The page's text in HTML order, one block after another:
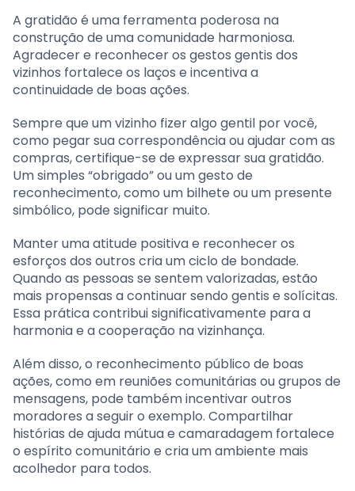
A gratidão é uma ferramenta poderosa na
construção de uma comunidade harmoniosa.
Agradecer e reconhecer os gestos gentis dos
vizinhos fortalece os laços e incentiva a
continuidade de boas ações.
Sempre que um vizinho fizer algo gentil por você,
como pegar sua correspondência ou ajudar com as
compras, certifique-se de expressar sua gratidão.
Um simples “obrigado” ou um gesto de
reconhecimento, como um bilhete ou um presente
simbólico, pode significar muito.
Manter uma atitude positiva e reconhecer os
esforços dos outros cria um ciclo de bondade.
Quando as pessoas se sentem valorizadas, estão
mais propensas a continuar sendo gentis e solícitas.
Essa prática contribui significativamente para a
harmonia e a cooperação na vizinhança.
Além disso, o reconhecimento público de boas
ações, como em reuniões comunitárias ou grupos de
mensagens, pode também incentivar outros
moradores a seguir o exemplo. Compartilhar
histórias de ajuda mútua e camaradagem fortalece
o espírito comunitário e cria um ambiente mais
acolhedor para todos.